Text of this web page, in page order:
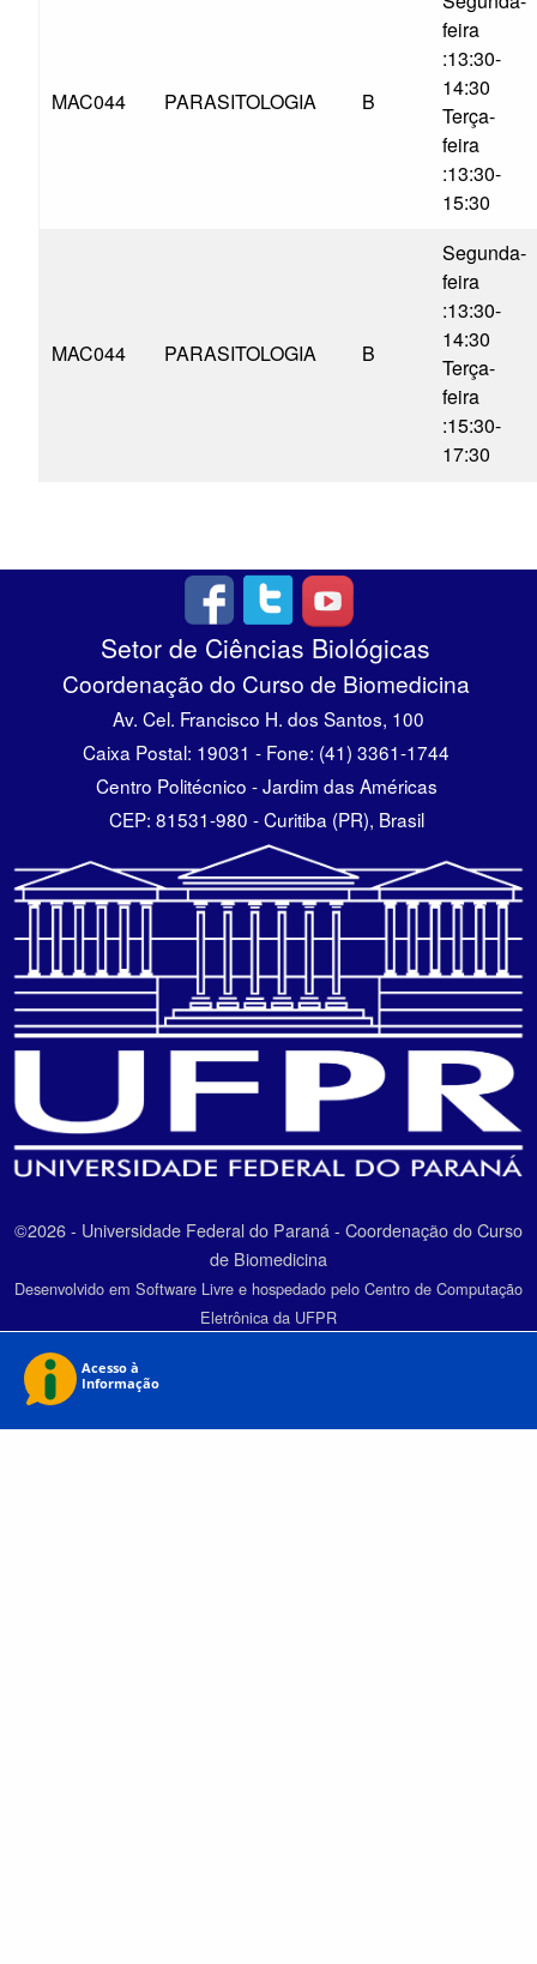
MAC044 PARASITOLOGIA B
feira
:13:30-
14:30
Terça-
feira
:13:30-
15:30
MAC044 PARASITOLOGIA B
Segunda-
feira
:13:30-
14:30
Terça-
feira
:15:30-
17:30
Setor de Ciências Biológicas
Coordenação do Curso de Biomedicina
Av. Cel. Francisco H. dos Santos, 100
Caixa Postal: 19031 - Fone: (41) 3361-1744
Centro Politécnico - Jardim das Américas
CEP: 81531-980 - Curitiba (PR), Brasil
©2026 - Universidade Federal do Paraná - Coordenação do Curso
de Biomedicina
Desenvolvido em Software Livre e hospedado pelo Centro de Computação
Eletrônica da UFPR